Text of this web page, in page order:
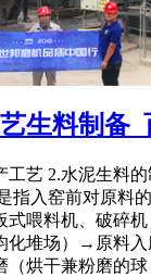
生料制备_
工艺 2.水泥生料的
指入窑前对原料
式喂料机、破碎
化堆场）→原料
烘干兼粉磨的